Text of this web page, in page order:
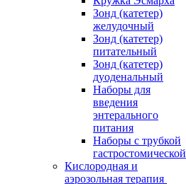
Зонд (катетер)
желудочный
Зонд (катетер)
питательный
Зонд (катетер)
дуоденальный
Наборы для
введения
энтерального
питания
Наборы с трубкой
гастростомической
Кислородная и
аэрозольная терапия